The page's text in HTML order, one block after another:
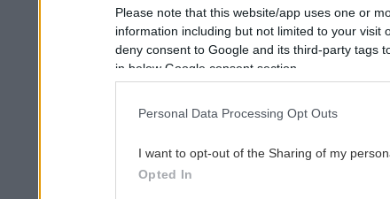
Please note that this website/app uses one or
information including but not limited to your visit
deny consent to Google and its third-party tags
in below Google consent section.
Personal Data Processing Opt Outs
I want to opt-out of the Sharing of my
Opted In